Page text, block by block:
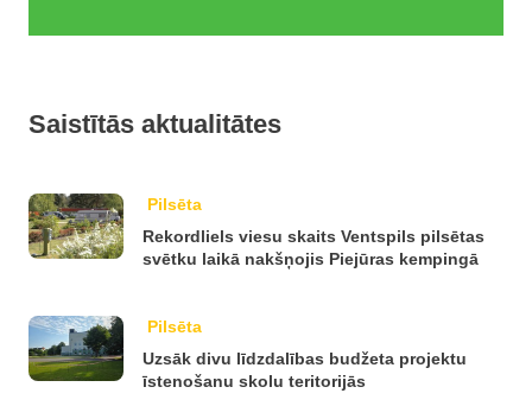
Saistītās aktualitātes
Pilsēta
Rekordliels viesu skaits Ventspils pilsētas
svētku laikā nakšņojis Piejūras kempingā
Pilsēta
Uzsāk divu līdzdalības budžeta projektu
īstenošanu skolu teritorijās